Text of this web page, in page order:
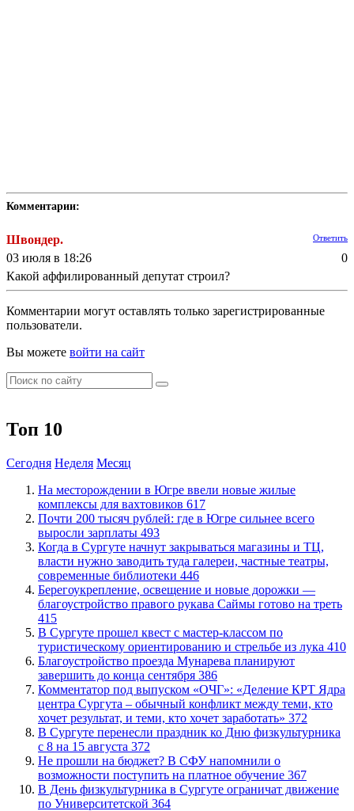
Комментарии:
Швондер. Ответить
0
03 июля в 18:26
Какой аффилированный депутат строил?
Комментарии могут оставлять только зарегистрированные
пользователи.
Вы можете войти на сайт
Топ 10
Сегодня Неделя Месяц
​На месторождении в Югре ввели новые жилые
комплексы для вахтовиков 617
​Почти 200 тысяч рублей: где в Югре сильнее всего
выросли зарплаты 493
​Когда в Сургуте начнут закрываться магазины и ТЦ,
власти нужно заводить туда галереи, частные театры,
современные библиотеки 446
Берегоукрепление, освещение и новые дорожки —
благоустройство правого рукава Саймы готово на треть
415
В Сургуте прошел квест с мастер-классом по
туристическому ориентированию и стрельбе из лука 410
Благоустройство проезда Мунарева планируют
завершить до конца сентября 386
​Комментатор под выпуском «ОЧГ»: «Деление КРТ Ядра
центра Сургута – обычный конфликт между теми, кто
хочет результат, и теми, кто хочет заработать» 372
​В Сургуте перенесли праздник ко Дню физкультурника
с 8 на 15 августа 372
Не прошли на бюджет? В СФУ напомнили о
возможности поступить на платное обучение 367
​В День физкультурника в Сургуте ограничат движение
по Университетской 364